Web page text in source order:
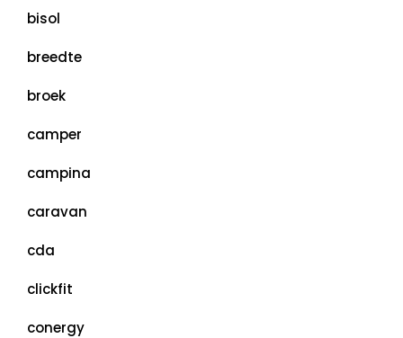
bisol
breedte
broek
camper
campina
caravan
cda
clickfit
conergy